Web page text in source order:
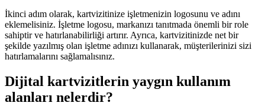
İkinci adım olarak, kartvizitinize işletmenizin logosunu ve adını
eklemelisiniz. İşletme logosu, markanızı tanıtmada önemli bir role
sahiptir ve hatırlanabilirliği artırır. Ayrıca, kartvizitinizde net bir
şekilde yazılmış olan işletme adınızı kullanarak, müşterilerinizi sizi
hatırlamalarını sağlamalısınız.
Dijital kartvizitlerin yaygın kullanım
alanları nelerdir?